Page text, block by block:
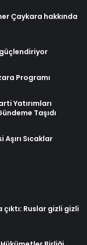
Çaykara hakkında
güçlendiriyor
Programı
Yatırımları
Taşıdı
Sıcaklar
Ruslar gizli gizli